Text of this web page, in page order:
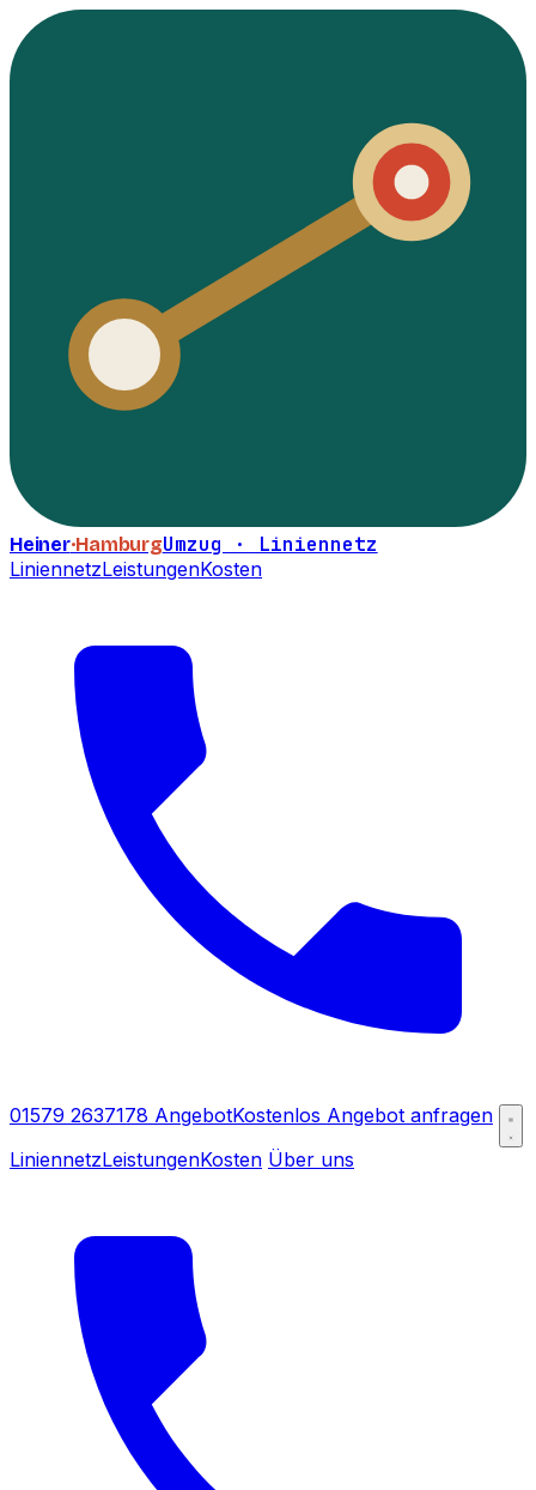
Heiner·HamburgUmzug · Liniennetz
LiniennetzLeistungenKosten
01579 2637178 AngebotKostenlos Angebot anfragen
LiniennetzLeistungenKosten Über uns